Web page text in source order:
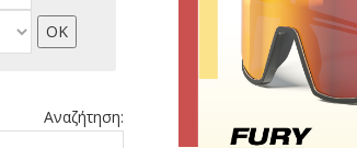
Αναζήτηση: